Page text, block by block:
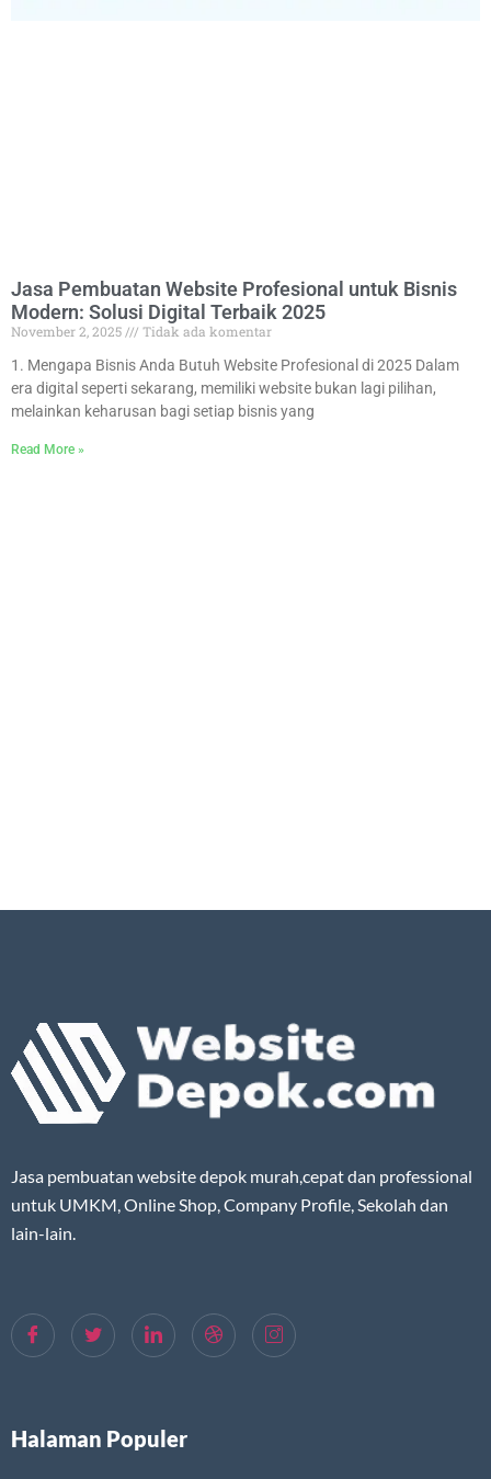
Jasa Pembuatan Website Profesional untuk Bisnis
Modern: Solusi Digital Terbaik 2025
November 2, 2025
Tidak ada komentar
1. Mengapa Bisnis Anda Butuh Website Profesional di 2025 Dalam
era digital seperti sekarang, memiliki website bukan lagi pilihan,
melainkan keharusan bagi setiap bisnis yang
Read More »
Jasa pembuatan website depok murah,cepat dan professional
untuk UMKM, Online Shop, Company Profile, Sekolah dan
lain-lain.
Halaman Populer